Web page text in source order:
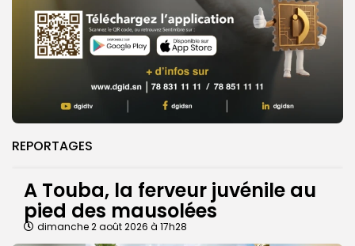
REPORTAGES
A Touba, la ferveur juvénile au
pied des mausolées
dimanche 2 août 2026 à 17h28